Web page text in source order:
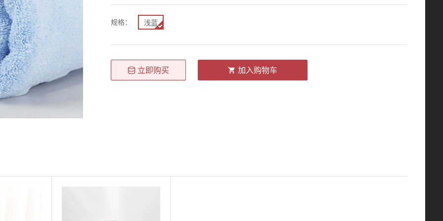
规格： 浅蓝
 立即购买  加入购物车